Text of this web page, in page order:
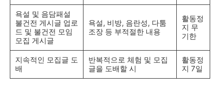
욕설 및 음담패설
불건전 게시글 업로
드 및 불건전 모임
모집 게시글
욕설, 비방, 음란성, 다툼
조장 등 부적절한 내용
활동정
지 무
기한
지속적인 모집글 도
배
반복적으로 체험 및 모집
글을 도배할 시
활동정
지 7일